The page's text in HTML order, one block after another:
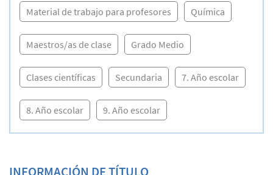
Material de trabajo para profesores Química
Maestros/as de clase Grado Medio
Clases científicas Secundaria 7. Año escolar
8. Año escolar 9. Año escolar